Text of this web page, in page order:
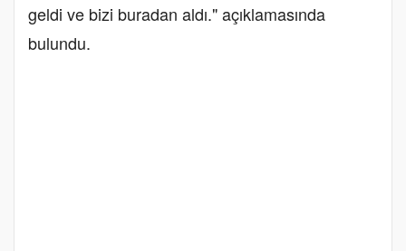
geldi ve bizi buradan aldı." açıklamasında
bulundu.